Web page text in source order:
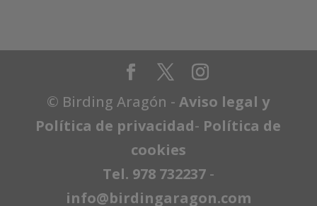
© Birding Aragón -Aviso legal y
Política de privacidad- Política de
cookies
Tel. 978 732237 -
info@birdingaragon.com